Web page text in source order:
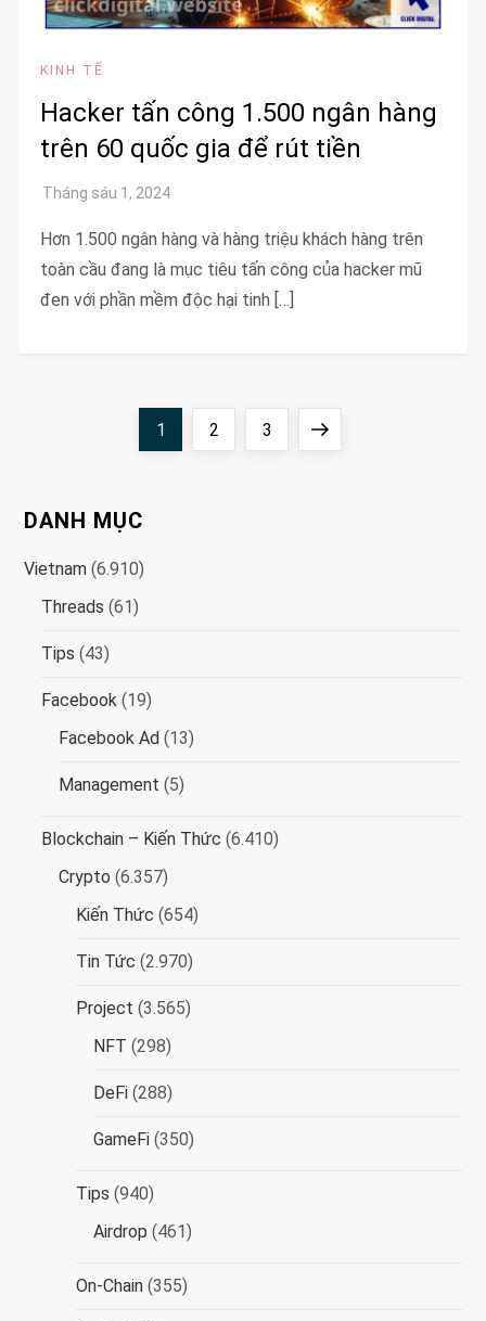
KINH TẾ
Hacker tấn công 1.500 ngân hàng
trên 60 quốc gia để rút tiền
Hơn 1.500 ngân hàng và hàng triệu khách hàng trên
toàn cầu đang là mục tiêu tấn công của hacker mũ
đen với phần mềm độc hại tinh […]
ề
u
h
ư
g
Page
1 Page
2 Page
3 Next
DANH MỤC
Vietnam (6.910)
Threads (61)
Tips (43)
Facebook (19)
Facebook Ad (13)
Management (5)
Blockchain – Kiến Thức (6.410)
Crypto (6.357)
Kiến Thức (654)
Tin Tức (2.970)
Project (3.565)
NFT (298)
DeFi (288)
GameFi (350)
Tips (940)
Airdrop (461)
On-Chain (355)